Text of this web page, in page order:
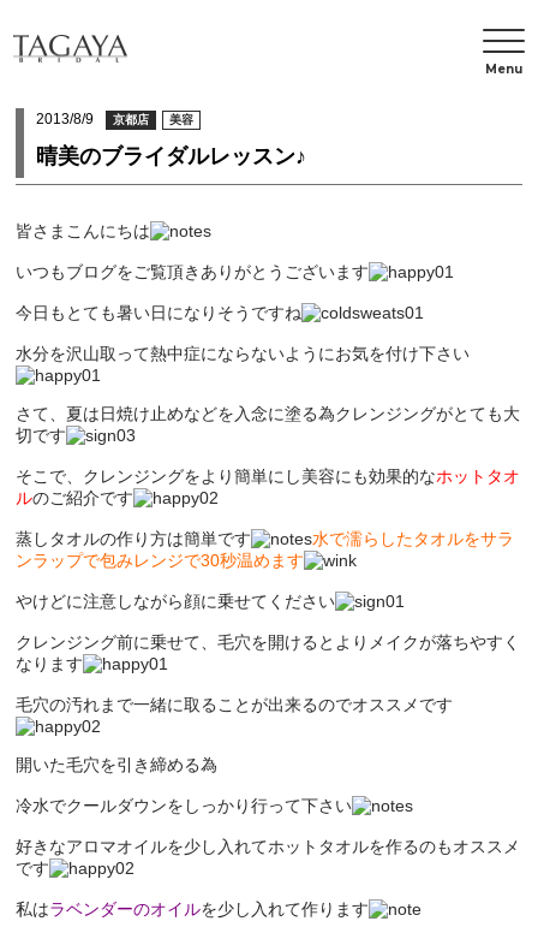
Menu
2013/8/9 京都店 美容
晴美のブライダルレッスン♪
皆さまこんにちは
いつもブログをご覧頂きありがとうございます
今日もとても暑い日になりそうですね
水分を沢山取って熱中症にならないようにお気を付け下さい
さて、夏は日焼け止めなどを入念に塗る為クレンジングがとても大
切です
そこで、クレンジングをより簡単にし美容にも効果的なホットタオ
ルのご紹介です
蒸しタオルの作り方は簡単です
水で濡らしたタオルをサラ
ンラップで包みレンジで30秒温めます
やけどに注意しながら顔に乗せてください
クレンジング前に乗せて、毛穴を開けるとよりメイクが落ちやすく
なります
毛穴の汚れまで一緒に取ることが出来るのでオススメです
開いた毛穴を引き締める為
冷水でクールダウンをしっかり行って下さい
好きなアロマオイルを少し入れてホットタオルを作るのもオススメ
です
私はラベンダーのオイルを少し入れて作ります